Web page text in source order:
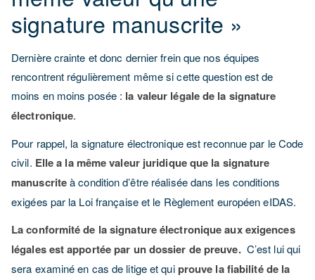
signature manuscrite »
Dernière crainte et donc dernier frein que nos équipes
rencontrent régulièrement même si cette question est de
moins en moins posée : la valeur légale de la signature
électronique.
Pour rappel, la signature électronique est reconnue par le Code
civil. Elle a la même valeur juridique que la signature
manuscriteà condition d’être réalisée dans les conditions
exigées par la Loi française et le Règlement européen eIDAS.
La conformité de la signature électronique aux exigences
légales est apportée par un dossier de preuve.C’est lui qui
sera examiné en cas de litige et quiprouve la fiabilité de la